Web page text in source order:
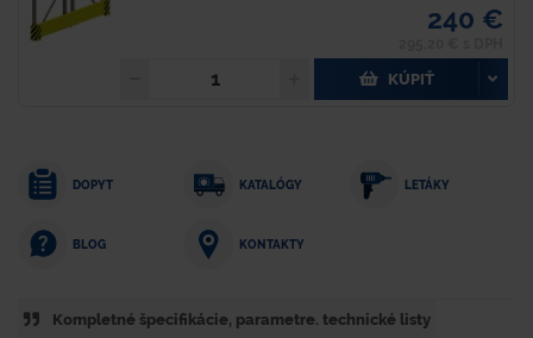
240 €
KÚPIŤ
DOPYT KATALÓGY LETÁKY
BLOG KONTAKTY
Kompletné špecifikácie, parametre. technické listy